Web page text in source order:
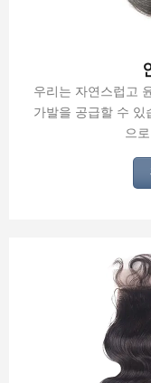
우리는 자연스럽고
가발을 공급할 수 있
으